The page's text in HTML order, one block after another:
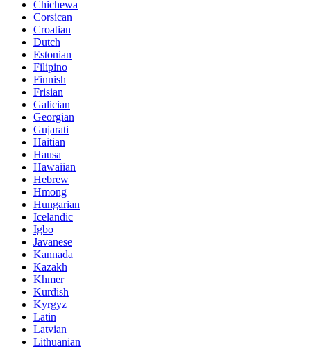
Chichewa
Corsican
Croatian
Dutch
Estonian
Filipino
Finnish
Frisian
Galician
Georgian
Gujarati
Haitian
Hausa
Hawaiian
Hebrew
Hmong
Hungarian
Icelandic
Igbo
Javanese
Kannada
Kazakh
Khmer
Kurdish
Kyrgyz
Latin
Latvian
Lithuanian